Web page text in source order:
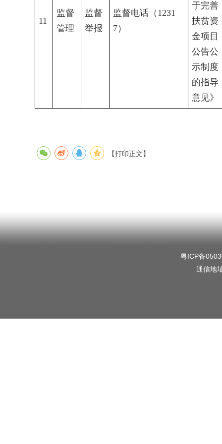
11
监督
管理
监督
举报
监督电话（1231
7）
于完善
扶贫资
金项目
公告公
示制度
的指导
意见》
【打印正文】
粤ICP备
通信地